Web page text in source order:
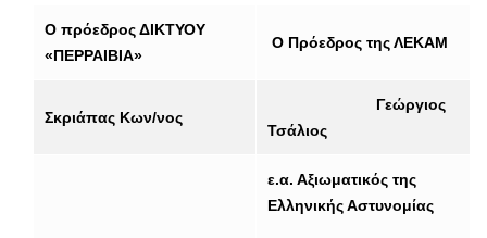
Ο πρόεδρος ΔΙΚΤΥΟΥ
«ΠΕΡΡΑΙΒΙΑ»
Ο Πρόεδρος της ΛΕΚΑΜ
Σκριάπας Κων/νος
Γεώργιος
Τσάλιος
ε.α. Αξιωματικός της
Ελληνικής Αστυνομίας